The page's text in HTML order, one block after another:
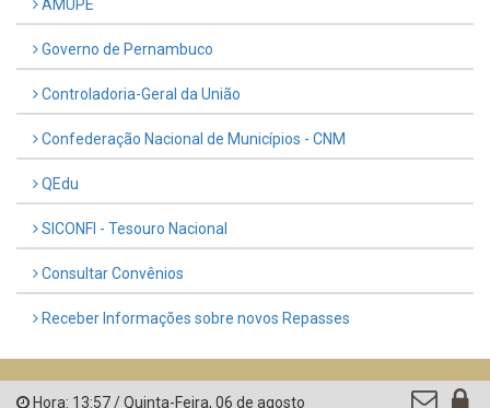
LINKS ÚTEIS
QEdu